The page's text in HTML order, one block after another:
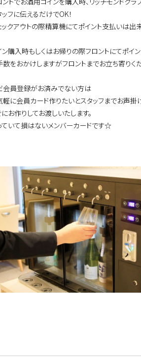
フに伝えるだけでOK！
ックアウトの際精算機にてポイント支払いは出
ン購入時もしくはお帰りの際フロントにてポイ
数をおかけしますがフロントまでお立ち寄りく
会員登録がお済みでない方は
軽に会員カード作りたいとスタッフまでお声
お作りしてお渡しいたします。
ていて損はないメンバーカードです☆